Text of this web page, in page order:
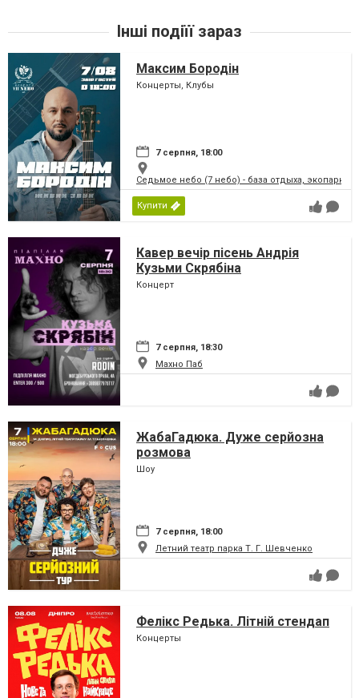
Інші подіїї зараз
Максим Бородін
Концерты, Клубы
7 серпня, 18:00
Седьмое небо (7 небо) - база отдыха, экопарк
Купити
Кавер вечір пісень Андрія
Кузьми Скрябіна
Концерт
7 серпня, 18:30
Махно Паб
ЖабаГадюка. Дуже серйозна
розмова
Шоу
7 серпня, 18:00
Летний театр парка Т. Г. Шевченко
Фелікс Редька. Літній стендап
Концерты